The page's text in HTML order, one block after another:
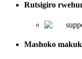
Rutsigiro
Mashoko